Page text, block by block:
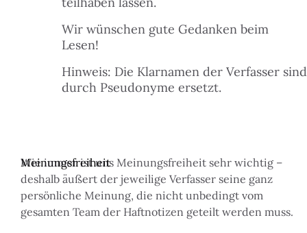
& DANACH
& BUDGET
Wir wünschen gute Gedanken beim
Lesen!
Hinweis: Die Klarnamen der Verfasser sind
durch Pseudonyme ersetzt.
Meinungsfreiheit
Wie immer ist uns Meinungsfreiheit sehr wichtig –
deshalb äußert der jeweilige Verfasser seine ganz
persönliche Meinung, die nicht unbedingt vom
gesamten Team der Haftnotizen geteilt werden muss.